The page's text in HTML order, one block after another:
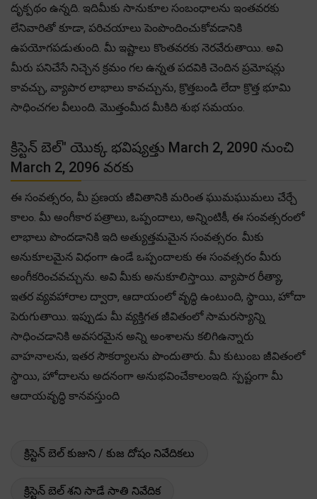
దృక్పథం ఉన్నది. ఇదిమీకు సానుకూల సంబంధాలను ఇంతవరకు
లేనివారితో కూడా, పరిచయాలు పెంపొందించుకోవడానికి
ఉపయోగపడుతుంది. మీ ఇష్టాలు కొంతవరకు నెరవేరుతాయి. అవి
మీరు పనిచేసే నిచ్చెన క్రమం గల ఉన్నత పదవికి చెందిన ప్రమోషన్లు
కావచ్చు, వ్యాపార లాభాలు కావచ్చును, క్రొత్తబండి లేదా క్రొత్త భూమి
సాధించగల వీలుంది. మొత్తంమీద మీకిది శుభ సమయం.
క్రిస్టెన్ బెల్" యొక్క భవిష్యత్తు March 2, 2090 నుంచి
March 2, 2096 వరకు
ఈ సంవత్సరం, మీ ప్రణయ జీవితానికి మరింత ఘుమఘుమలు చేర్చే
కాలం. మీ అంగీకార పత్రాలు, ఒప్పందాలు, అన్నింటికీ, ఈ సంవత్సరంలో
లాభాలు పొందడానికి ఇది అత్యుత్తమమైన సంవత్సరం. మీకు
అనుకూలమైన విధంగా ఉండే ఒప్పందాలకు ఈ సంవత్సరం మీరు
అంగీకరించవచ్చును. అవి మీకు అనుకూలిస్తాయి. వ్యాపార రీత్యా,
ఇతర వ్యవహారాల ద్వారా, ఆదాయంలో వృద్ధి ఉంటుంది, స్థాయి, హోదా
పెరుగుతాయి. ఇప్పుడు మీ వ్యక్తిగత జీవితంలో సామరస్యాన్ని
సాధించడానికి అవసరమైన అన్ని అంశాలను కలిగిఉన్నారు
వాహనాలను, ఇతర సౌకర్యాలను పొందుతారు. మీ కుటుంబ జీవితంలో
స్థాయి, హోదాలను అదనంగా అనుభవించేకాలంఇది. స్పష్టంగా మీ
ఆదాయవృద్ధి కానవస్తుంది
క్రిస్టెన్ బెల్ కుజుని / కుజ దోషం నివేదికలు
క్రిస్టెన్ బెల్ శని సాడే సాతి నివేదిక